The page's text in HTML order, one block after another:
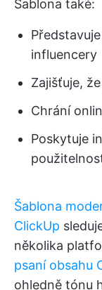
Šablona také:
influencery
Zajišťuje,
Chrání
Poskytuje
Šablona
ClickUp
několika
psaní obsahu
ohledně tónu